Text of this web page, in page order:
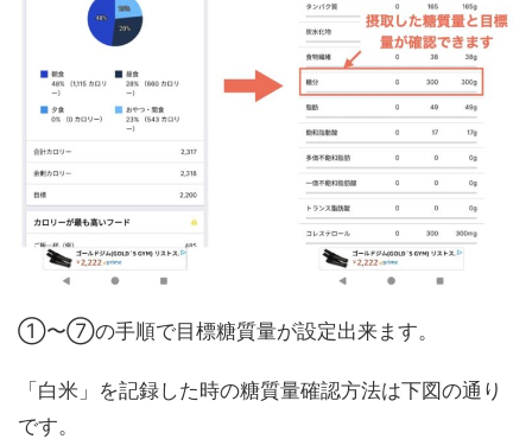
①〜⑦の手順で目標糖質量が設定出来ます。
「白米」を記録した時の糖質量確認方法は下図の通り
です。